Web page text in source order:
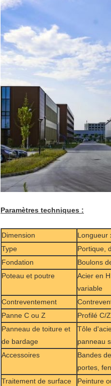
Paramètres techniques :
Dimension
Longueur
Type
Portique,
Fondation
Boulons
Poteau et poutre
Acier en
variable
Contreventement
Panne C ou Z
Profilé C/
Panneau de toiture et
de bardage
Tôle
panneau
Accessoires
Bandes
portes,
Traitement de surface
Peinture